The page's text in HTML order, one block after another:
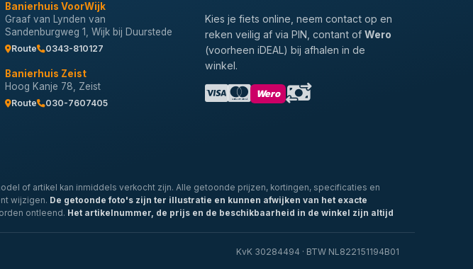
Banierhuis VoorWijk
Graaf van Lynden van
Sandenburgweg 1, Wijk bij Duurstede
Route 0343-810127
Banierhuis Zeist
Hoog Kanje 78, Zeist
Route 030-7607405
Kies je fiets online, neem contact op en
reken veilig af via PIN, contant of Wero
(voorheen iDEAL) bij afhalen in de
winkel.
Wero
of artikel kan inmiddels verkocht zijn. Alle getoonde prijzen, kortingen, specificaties en
wijzigen. De getoonde foto's zijn ter illustratie en kunnen afwijken van het exacte
ontleend. Het artikelnummer, de prijs en de beschikbaarheid in de winkel zijn altijd
KvK 30284494 · BTW NL822151194B01